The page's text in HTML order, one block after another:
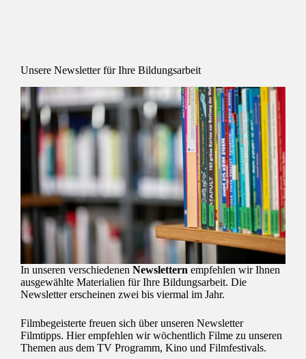
Unsere Newsletter für Ihre Bildungsarbeit
In unseren verschiedenen Newslettern empfehlen wir Ihnen
ausgewählte Materialien für Ihre Bildungsarbeit. Die
Newsletter erscheinen zwei bis viermal im Jahr.
Filmbegeisterte freuen sich über unseren Newsletter
Filmtipps. Hier empfehlen wir wöchentlich Filme zu unseren
Themen aus dem TV Programm, Kino und Filmfestivals.